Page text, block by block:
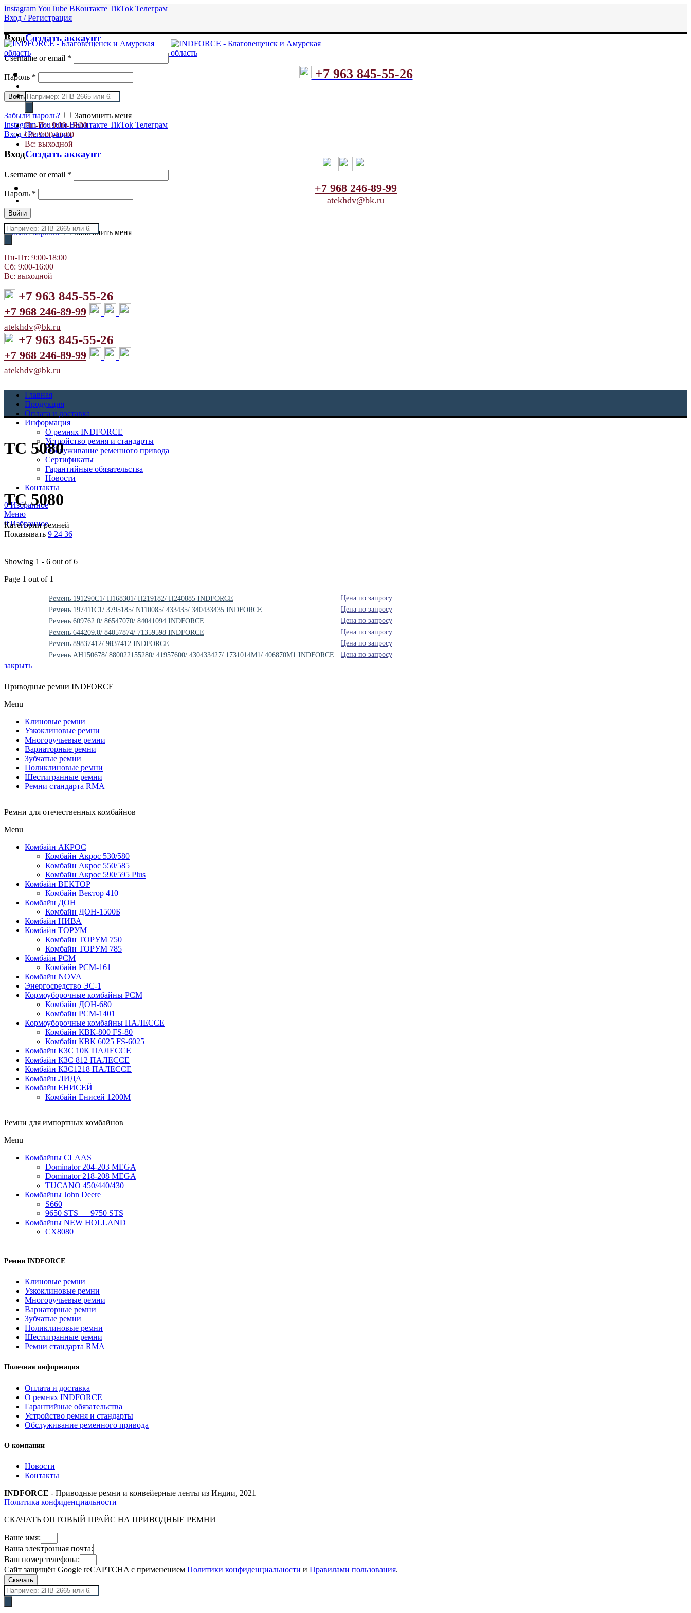
InstagramYouTube ВКонтакте TikTok Телеграм
Вход / Регистрация
ВходСоздать аккаунт
Username or email *
Пароль *
Войти
Забыли пароль?
Запомнить меня
InstagramYouTube ВКонтакте TikTok Телеграм
Вход / Регистрация
ВходСоздать аккаунт
Username or email *
Пароль *
Войти
Забыли пароль? Запомнить меня
+7 963 845-55-26
Поиск
товаров
Пн-Пт: 9:00-18:00
Сб: 9:00-16:00
Вс: выходной
+7 968 246-89-99
atekhdv@bk.ru
Поиск
товаров
Пн-Пт: 9:00-18:00
Сб: 9:00-16:00
Вс: выходной
+7 963 845-55-26
+7 968 246-89-99
atekhdv@bk.ru
+7 963 845-55-26
+7 968 246-89-99
atekhdv@bk.ru
Главная
Продукция
Оплата и доставка
Информация
О ремнях INDFORCE
Устройство ремня и стандарты
Обслуживание ременного привода
Сертификаты
Гарантийные обязательства
Новости
Контакты
0Избранное
Меню
0Избранное
TC 5080
TC 5080
Категории ремней
Показывать 9 24 36
Showing 1 - 6 out of 6
Page 1 out of 1
Ремень 191290C1/ H168301/ H219182/ H240885 INDFORCE
Цена по запросу
Ремень 197411C1/ 3795185/ N110085/ 433435/ 340433435 INDFORCE
Цена по запросу
Ремень 609762.0/ 86547070/ 84041094 INDFORCE
Цена по запросу
Ремень 644209.0/ 84057874/ 71359598 INDFORCE
Цена по запросу
Ремень 89837412/ 9837412 INDFORCE
Цена по запросу
Ремень AH150678/ 880022155280/ 41957600/ 430433427/ 1731014M1/ 406870M1 INDFORCE
Цена по запросу
закрыть
Приводные ремни INDFORCE
Menu
Клиновые ремни
Узкоклиновые ремни
Многоручьевые ремни
Вариаторные ремни
Зубчатые ремни
Поликлиновые ремни
Шестигранные ремни
Ремни стандарта RMA
Ремни для отечественных комбайнов
Menu
Комбайн АКРОС
Комбайн Акрос 530/580
Комбайн Акрос 550/585
Комбайн Акрос 590/595 Plus
Комбайн ВЕКТОР
Комбайн Вектор 410
Комбайн ДОН
Комбайн ДОН-1500Б
Комбайн НИВА
Комбайн ТОРУМ
Комбайн ТОРУМ 750
Комбайн ТОРУМ 785
Комбайн РСМ
Комбайн РСМ-161
Комбайн NOVA
Энергосредство ЭС-1
Кормоуборочные комбайны РСМ
Комбайн ДОН-680
Комбайн РСМ-1401
Кормоуборочные комбайны ПАЛЕССЕ
Комбайн КВК-800 FS-80
Комбайн КВК 6025 FS-6025
Комбайн КЗС 10К ПАЛЕССЕ
Комбайн КЗС 812 ПАЛЕССЕ
Комбайн КЗС1218 ПАЛЕССЕ
Комбайн ЛИДА
Комбайн ЕНИСЕЙ
Комбайн Енисей 1200М
Ремни для импортных комбайнов
Menu
Комбайны CLAAS
Dominator 204-203 MEGA
Dominator 218-208 MEGA
TUCANO 450/440/430
Комбайны John Deere
S660
9650 STS — 9750 STS
Комбайны NEW HOLLAND
CX8080
Ремни INDFORCE
Клиновые ремни
Узкоклиновые ремни
Многоручьевые ремни
Вариаторные ремни
Зубчатые ремни
Поликлиновые ремни
Шестигранные ремни
Ремни стандарта RMA
Полезная информация
Оплата и доставка
О ремнях INDFORCE
Гарантийные обязательства
Устройство ремня и стандарты
Обслуживание ременного привода
О компании
Новости
Контакты
INDFORCE - Приводные ремни и конвейерные ленты из Индии, 2021
Политика конфиденциальности
СКАЧАТЬ ОПТОВЫЙ ПРАЙС НА ПРИВОДНЫЕ РЕМНИ
Ваше имя:
Ваша электронная почта:
Ваш номер телефона:
Сайт защищён Google reCAPTCHA с применением Политики конфиденциальности и Правилами пользования.
Скачать
Поиск
товаров